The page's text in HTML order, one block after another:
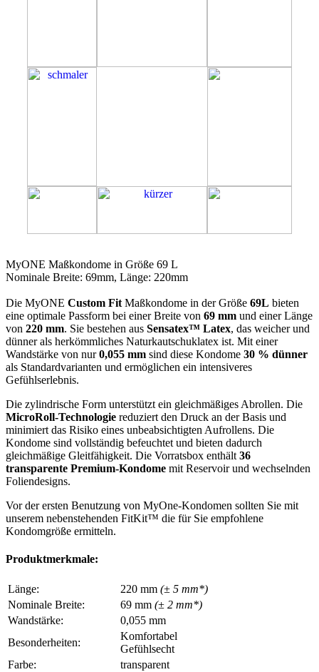
MyONE Maßkondome in Größe 69 L
Nominale Breite: 69mm, Länge: 220mm
Die MyONE Custom Fit Maßkondome in der Größe 69L bieten
eine optimale Passform bei einer Breite von 69 mm und einer Länge
von 220 mm. Sie bestehen aus Sensatex™ Latex, das weicher und
dünner als herkömmliches Naturkautschuklatex ist. Mit einer
Wandstärke von nur0,055 mm sind diese Kondome 30 % dünner
als Standardvarianten und ermöglichen ein intensiveres
Gefühlserlebnis.
Die zylindrische Form unterstützt ein gleichmäßiges Abrollen. Die
MicroRoll-Technologie reduziert den Druck an der Basis und
minimiert das Risiko eines unbeabsichtigten Aufrollens. Die
Kondome sind vollständig befeuchtet und bieten dadurch
gleichmäßige Gleitfähigkeit. Die Vorratsbox enthält 36
transparente Premium-Kondome mit Reservoir und wechselnden
Foliendesigns.
Vor der ersten Benutzung von MyOne-Kondomen sollten Sie mit
unserem nebenstehenden FitKit™ die für Sie empfohlene
Kondomgröße ermitteln.
Produktmerkmale:
Länge: 220 mm (± 5 mm*)
Nominale Breite:
69 mm (± 2 mm*)
Wandstärke:
0,055 mm
Besonderheiten:
Komfortabel
Gefühlsecht
Farbe:
transparent